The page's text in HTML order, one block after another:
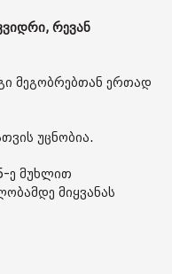
რევან
მეგობრებთან ერთად
უცნობია.
ე მუხლით
მიყვანას